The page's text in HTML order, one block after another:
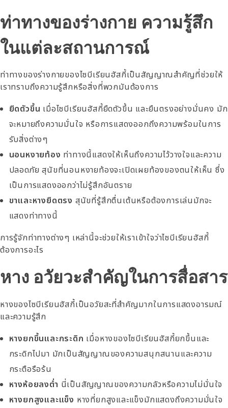
ท่าทางของร่างกาย ความรู้สึก
ในแต่ละสถานการณ์
ท่าทางของร่างกายของไซบีเรียนฮัสกี้เป็นสัญญาณสำคัญที่ช่วยให้
เราทราบถึงความรู้สึกหรือสิ่งที่พวกมันต้องการ
ยืดตัวขึ้น เมื่อไซบีเรียนฮัสกี้ยืดตัวขึ้น และยืนตรงอย่างมั่นคง มัก
จะหมายถึงความมั่นใจ หรือการแสดงออกถึงความพร้อมในการ
รับสิ่งต่างๆ
นอนหงายท้อง ท่าทางนี้แสดงให้เห็นถึงความไว้วางใจและความ
ปลอดภัย สุนัขที่นอนหงายท้องจะเปิดเผยท้องของตนให้เห็น ซึ่ง
เป็นการแสดงออกว่าไม่รู้สึกอันตราย
ขาและหางยืดตรง สุนัขที่รู้สึกตื่นเต้นหรือต้องการเล่นมักจะ
แสดงท่าทางนี้
การรู้จักท่าทางต่างๆ เหล่านี้จะช่วยให้เราเข้าใจว่าไซบีเรียนฮัสกี้
ต้องการอะไร
หาง อวัยวะสำคัญในการสื่อสาร
หางของไซบีเรียนฮัสกี้เป็นอวัยสะที่สำคัญมากในการแสดงอารมณ์
และความรู้สึก
หางยกขึ้นและกระดิก เมื่อหางของไซบีเรียนฮัสกี้ยกขึ้นและ
กระดิกไปมา มักเป็นสัญญาณของความสนุกสนานและความ
กระตือรือร้น
หางห้อยลงต่ำ นี่เป็นสัญญาณของความกลัวหรือความไม่มั่นใจ
หางยกสูงและแข็ง หางที่ยกสูงและแข็งมักแสดงถึงความมั่นใจ